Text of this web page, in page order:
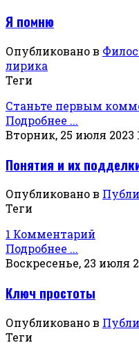
Я помню
Опубликовано в
лирика
Теги
Станьте первым
Подробнее ...
Вторник, 25 июля 2023
Понятия и их
Опубликовано в
Теги
1 Комментарий
Подробнее ...
Воскресенье, 23 июля
Ключ простоты
Опубликовано в
Теги